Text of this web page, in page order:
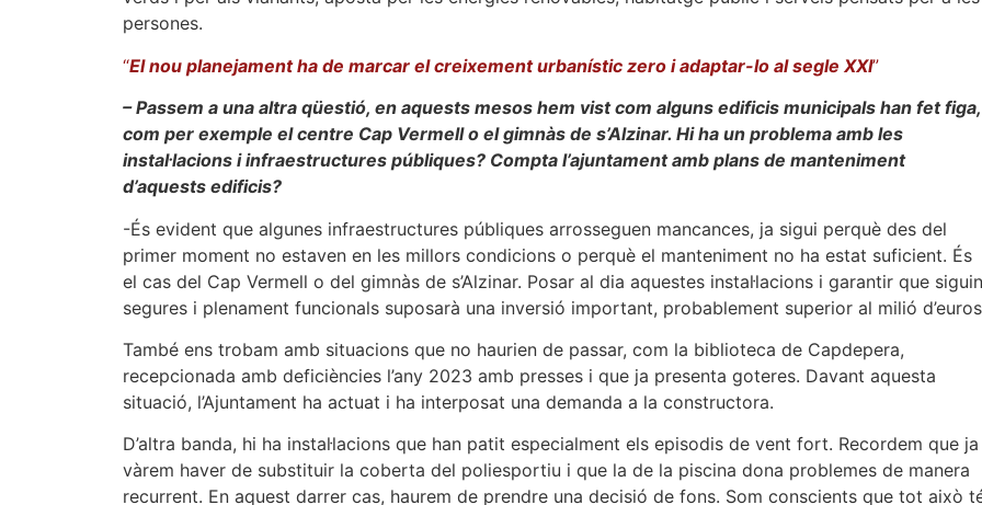
persones.
“El nou planejament ha de marcar el creixement urbanístic zero i adaptar-lo al segle XXI”
– Passem a una altra qüestió, en aquests mesos hem vist com alguns edificis municipals han fet figa,
com per exemple el centre Cap Vermell o el gimnàs de s’Alzinar. Hi ha un problema amb les
instal·lacions i infraestructures públiques? Compta l’ajuntament amb plans de manteniment
d’aquests edificis?
-És evident que algunes infraestructures públiques arrosseguen mancances, ja sigui perquè des del
primer moment no estaven en les millors condicions o perquè el manteniment no ha estat suficient. És
el cas del Cap Vermell o del gimnàs de s’Alzinar. Posar al dia aquestes instal·lacions i garantir que siguin
segures i plenament funcionals suposarà una inversió important, probablement superior al milió
També ens trobam amb situacions que no haurien de passar, com la biblioteca de Capdepera,
recepcionada amb deficiències l’any 2023 amb presses i que ja presenta goteres. Davant aquesta
situació, l’Ajuntament ha actuat i ha interposat una demanda a la constructora.
D’altra banda, hi ha instal·lacions que han patit especialment els episodis de vent fort. Recordem que ja
vàrem haver de substituir la coberta del poliesportiu i que la de la piscina dona problemes de manera
recurrent. En aquest darrer cas, haurem de prendre una decisió de fons. Som conscients que tot això